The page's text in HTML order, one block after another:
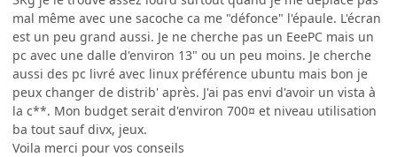
mal même avec une sacoche ca me "défonce" l'épaule. L'écran
est un peu grand aussi. Je ne cherche pas un EeePC mais un
pc avec une dalle d'environ 13" ou un peu moins. Je cherche
aussi des pc livré avec linux préférence ubuntu mais bon je
peux changer de distrib' après. J'ai pas envi d'avoir un vista à
la c**. Mon budget serait d'environ 700¤ et niveau utilisation
ba tout sauf divx, jeux.
Voila merci pour vos conseils